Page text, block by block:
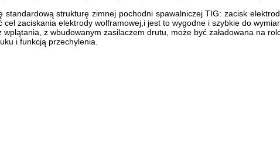
standardową strukturę zimnej pochodni spawalniczej TIG: zacisk
cel zaciskania elektrody wolframowej,i jest to wygodne i szybkie do
wplątania, z wbudowanym zasilaczem drutu, może być załadowana na
i funkcją przechylenia.